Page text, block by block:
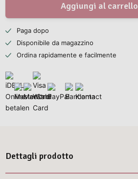
Aggiungi al carrello
Paga dopo
Disponibile da magazzino
Ordina rapidamente e facilmente
Dettagli prodotto